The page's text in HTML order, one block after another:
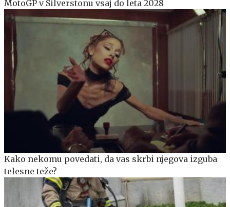
MotoGP v Silverstonu vsaj do leta 2028
Kako nekomu povedati, da vas skrbi njegova izguba
telesne teže?